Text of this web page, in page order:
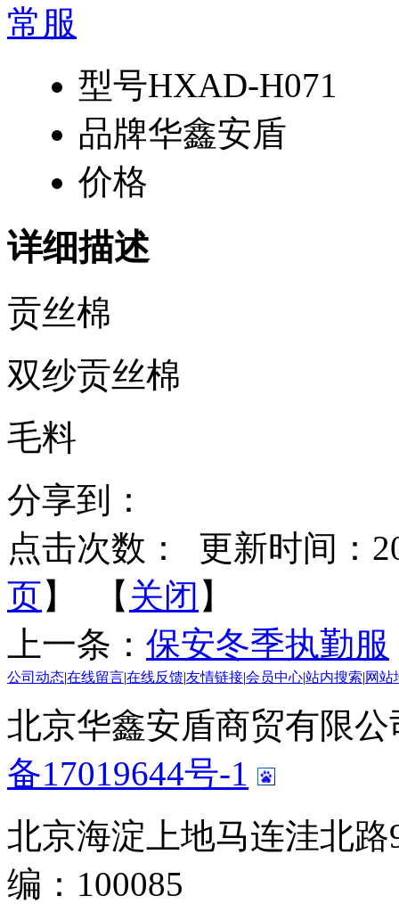
型号HXAD-H071
品牌华鑫安盾
价格
详细描述
贡丝棉
双纱贡丝棉
毛料
分享到：
点击次数：
更新时间：
页】 【 关闭 】
上一条： 保安冬季执勤服
公司动态|在线留言|在线反馈|友情链接|会员中心|站内搜索|网站
北京华鑫安盾商贸有限
备17019644号-1
北京海淀上地马连洼北
编：100085